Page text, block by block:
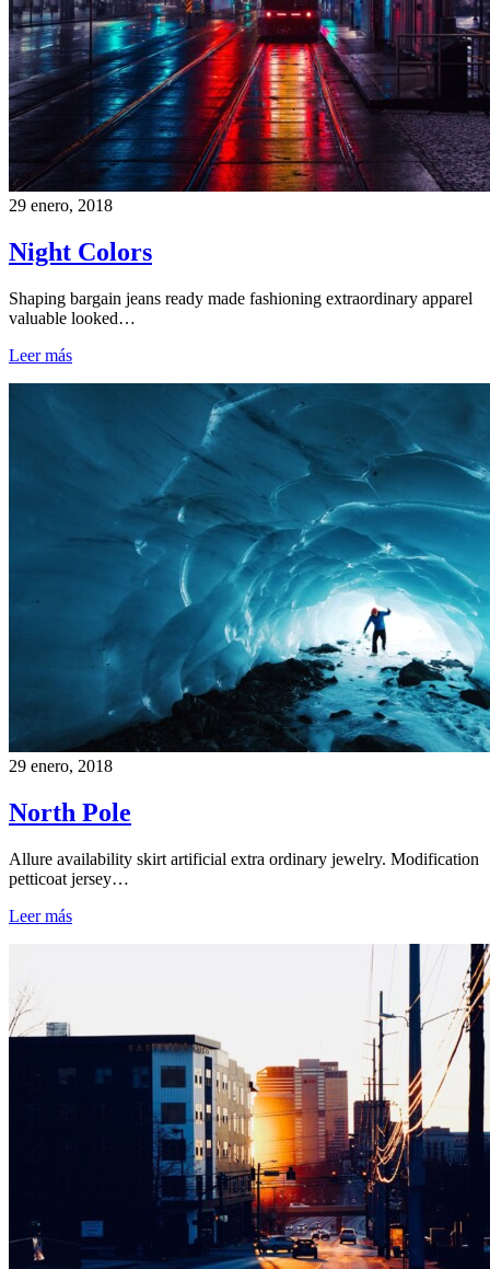
29 enero, 2018
Night Colors
Shaping bargain jeans ready made fashioning extraordinary apparel
valuable looked…
Leer más
29 enero, 2018
North Pole
Allure availability skirt artificial extra ordinary jewelry. Modification
petticoat jersey…
Leer más